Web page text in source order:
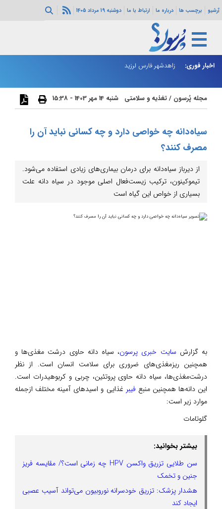
آرشیو برچسب ها درباره ما ارتباط با ما دوشنبه 19 مرداد 1405
اخبار فوری:
عالی امنیت زاهدشهر فارس لرزید
مجله پُرسون /تغذیه و سلامتی شنبه 14 مهر 1403 - 15:38
سیاه‌دانه چه خواصی دارد و چه کسانی نباید آن را
مصرف کنند؟
از دیرباز سیاه‌دانه برای درمان بیماری‌های زیادی استفاده می‌شود.
تیموکینون، ترکیب زیست‌فعال اصلی موجود در سیاه دانه علت
بسیاری از خواص این گیاه است
به گزارش سایت خبری پرسون، سیاه دانه حاوی درشت مغذی‌ها و
همچنین ریزمغذی‌های ضروری برای سلامت انسان است. از نظر
درشت‌مغذی‌ها، سیاه دانه حاوی پروتئین، چربی و کربوهیدرات است.
این دانه‌ها همچنین منبع فیبر غذایی و اسیدهای آمینه مختلف ازجمله
موارد زیر است:
گلوتامات
بیشتر بخوانید:
سن طلایی تزریق واکسن HPV چه زمانی است؟/ مقایسه فریز
جنین و تخمک
هشدار پزشک: تزریق خودسرانه نوروبیون می‌تواند آسیب عصبی
ایجاد کند